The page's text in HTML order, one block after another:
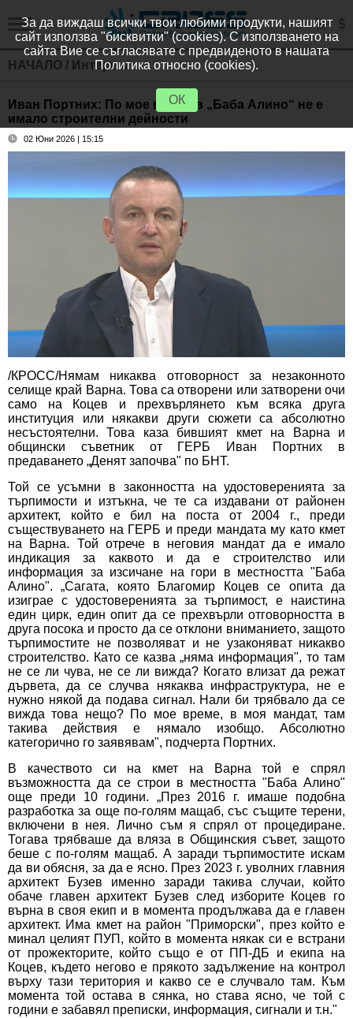
НАЧАЛО / Интервюта
Иван Портних: По мое време в „Баба Алино“ не е
имало строителни дейности
02 Юни 2026 | 15:15
/КРОСС/Нямам никаква отговорност за незаконното
селище край Варна. Това са отворени или затворени очи
само на Коцев и прехвърлянето към всяка друга
институция или някакви други сюжети са абсолютно
несъстоятелни. Това каза бившият кмет на Варна и
общински съветник от ГЕРБ Иван Портних в
предаването „Денят започва" по БНТ.
Той се усъмни в законността на удостоверенията за
търпимости и изтъкна, че те са издавани от районен
архитект, който е бил на поста от 2004 г., преди
съществуването на ГЕРБ и преди мандата му като кмет
на Варна. Той отрече в неговия мандат да е имало
индикация за каквото и да е строителство или
информация за изсичане на гори в местността "Баба
Алино". „Сагата, която Благомир Коцев се опита да
изиграе с удостоверенията за търпимост, е наистина
един цирк, един опит да се прехвърли отговорността в
друга посока и просто да се отклони вниманието, защото
търпимостите не позволяват и не узаконяват никакво
строителство. Като се казва „няма информация", то там
не се ли чува, не се ли вижда? Когато влизат да режат
дървета, да се случва някаква инфраструктура, не е
нужно някой да подава сигнал. Нали би трябвало да се
вижда това нещо? По мое време, в моя мандат, там
такива действия е нямало изобщо. Абсолютно
категорично го заявявам", подчерта Портних.
В качеството си на кмет на Варна той е спрял
възможността да се строи в местността "Баба Алино"
още преди 10 години. „През 2016 г. имаше подобна
разработка за още по-голям мащаб, със същите терени,
включени в нея. Лично съм я спрял от процедиране.
Тогава трябваше да вляза в Общинския съвет, защото
беше с по-голям мащаб. А заради търпимостите искам
да ви обясня, за да е ясно. През 2023 г. уволних главния
архитект Бузев именно заради такива случаи, който
обаче главен архитект Бузев след изборите Коцев го
върна в своя екип и в момента продължава да е главен
архитект. Има кмет на район "Приморски", през който е
минал целият ПУП, който в момента някак си е встрани
от прожекторите, който също е от ПП-ДБ и екипа на
Коцев, където негово е прякото задължение на контрол
върху тази територия и какво се е случвало там. Към
момента той остава в сянка, но става ясно, че той с
години е забавял преписки, информация, сигнали и т.н."
За да виждаш всички твои любими продукти, нашият
сайт използва "бисквитки" (cookies). С използването на
сайта Вие се съгласявате с предвиденото в нашата
Политика относно (cookies).
ОК